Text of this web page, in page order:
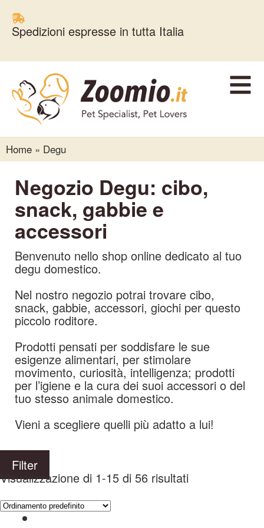
Spedizioni espresse in tutta Italia
Home » Degu
Negozio Degu: cibo,
snack, gabbie e
accessori
Benvenuto nello shop online dedicato al tuo
degu domestico.
Nel nostro negozio potrai trovare cibo,
snack, gabbie, accessori, giochi per questo
piccolo roditore.
Prodotti pensati per soddisfare le sue
esigenze alimentari, per stimolare
movimento, curiosità, intelligenza; prodotti
per l’igiene e la cura dei suoi accessori o del
tuo stesso animale domestico.
Vieni a scegliere quelli più adatto a lui!
Filter
Visualizzazione di 1-15 di 56 risultati